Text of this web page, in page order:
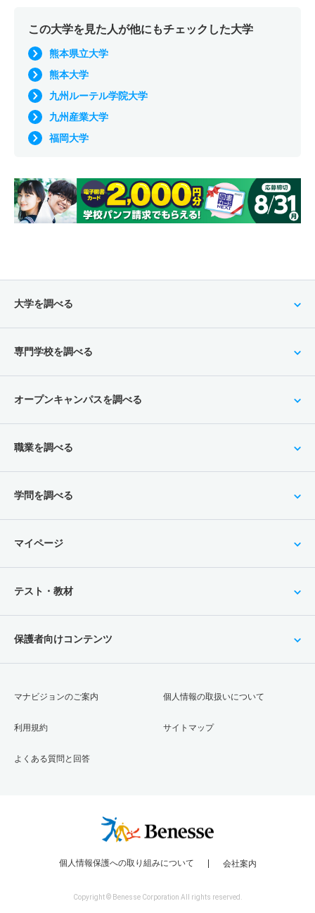
この大学を見た人が他にもチェックした大学
熊本県立大学
熊本大学
九州ルーテル学院大学
九州産業大学
福岡大学
大学を調べる
専門学校を調べる
オープンキャンパスを調べる
職業を調べる
学問を調べる
マイページ
テスト・教材
保護者向けコンテンツ
マナビジョンのご案内
利用規約
よくある質問と回答
個人情報の取扱いについて
サイトマップ
個人情報保護への取り組みについて 会社案内
Copyright © Benesse Corporation All rights reserved.